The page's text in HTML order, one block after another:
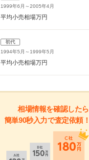
1999年6月～2005年4月
平均小売相場万円
初代
1994年5月～1999年5月
平均小売相場万円
相場情報を確認したら
簡単90秒入力で査定依頼！